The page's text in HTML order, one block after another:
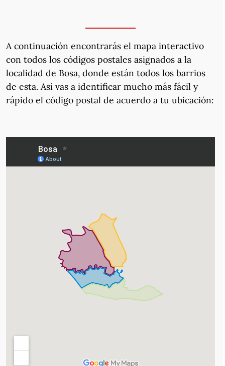
A continuación encontrarás el mapa interactivo
con todos los códigos postales asignados a la
localidad de Bosa, donde están todos los barrios
de esta. Así vas a identificar mucho más fácil y
rápido el código postal de acuerdo a tu ubicación: